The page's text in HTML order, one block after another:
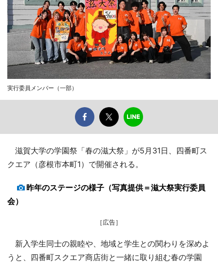
実行委員メンバー（一部）
滋賀大学の学園祭「春の滋大祭」が5月31日、四番町ス
クエア（彦根市本町1）で開催される。
昨年のステージの様子（写真提供＝滋大祭実行委員
会）
［広告］
新入学生同士の親睦や、地域と学生との関わりを深めよ
うと、四番町スクエア商店街と一緒に取り組む春の学園